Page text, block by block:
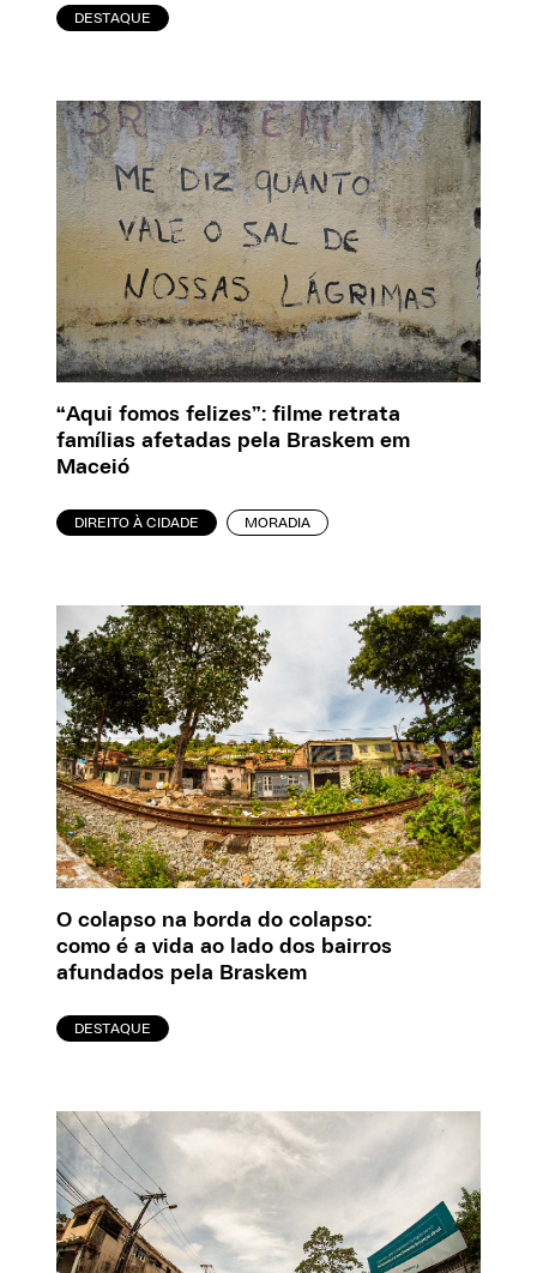
DESTAQUE
“Aqui fomos felizes”: filme retrata
famílias afetadas pela Braskem em
Maceió
DIREITO À CIDADE MORADIA
O colapso na borda do colapso:
como é a vida ao lado dos bairros
afundados pela Braskem
DESTAQUE